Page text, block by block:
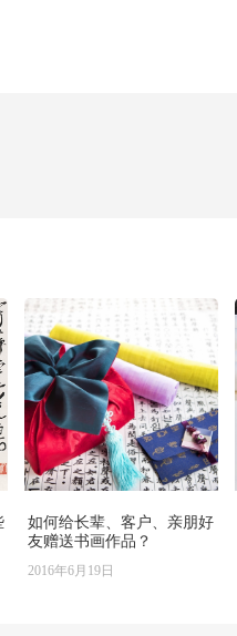
如何给长辈、客户、亲朋好
友赠送书画作品？
2016年6月19日